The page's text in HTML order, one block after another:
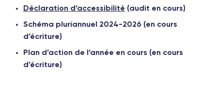
Déclaration d’accessibilité (audit en cours)
Schéma pluriannuel 2024-2026 (en cours
d’écriture)
Plan d’action de l’année en cours (en cours
d’écriture)